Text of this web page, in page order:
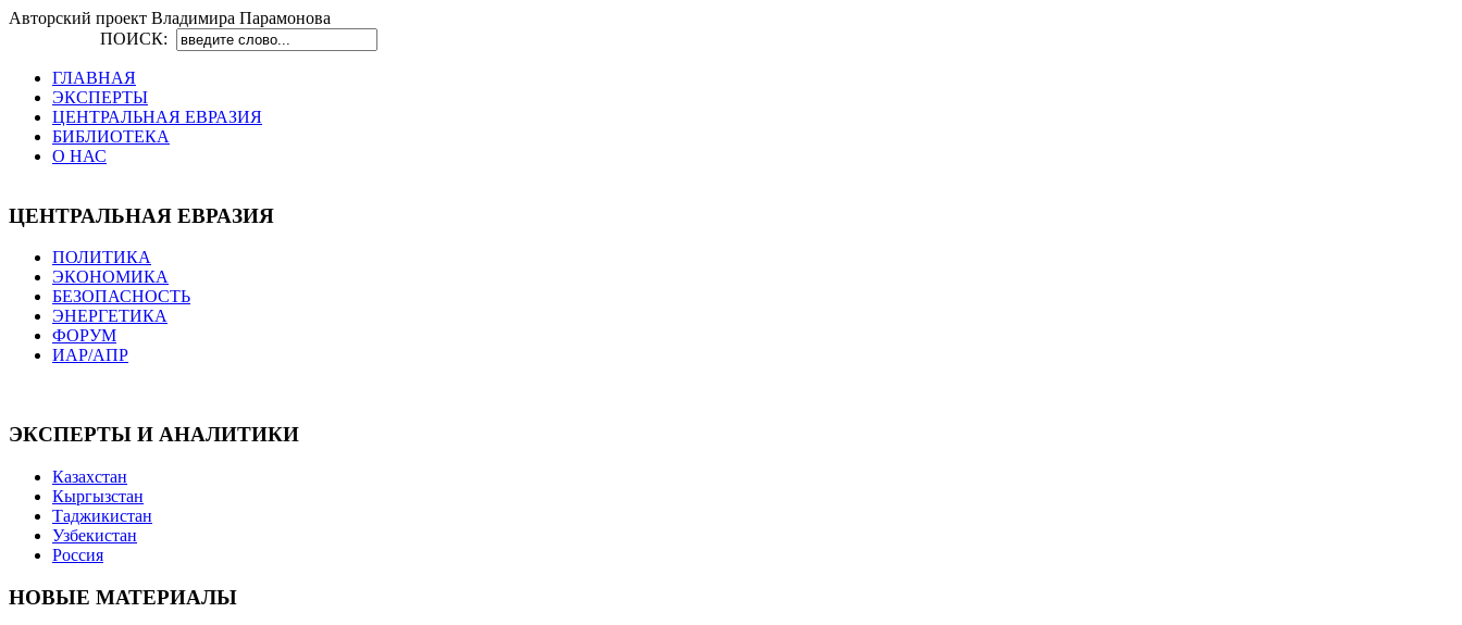
Авторский проект Владимира Парамонова
ПОИСК:
ГЛАВНАЯ
ЭКСПЕРТЫ
ЦЕНТРАЛЬНАЯ ЕВРАЗИЯ
БИБЛИОТЕКА
О НАС
ЦЕНТРАЛЬНАЯ ЕВРАЗИЯ
ПОЛИТИКА
ЭКОНОМИКА
БЕЗОПАСНОСТЬ
ЭНЕРГЕТИКА
ФОРУМ
ИАР/АПР
ЭКСПЕРТЫ И АНАЛИТИКИ
Казахстан
Кыргызстан
Таджикистан
Узбекистан
Россия
НОВЫЕ МАТЕРИАЛЫ